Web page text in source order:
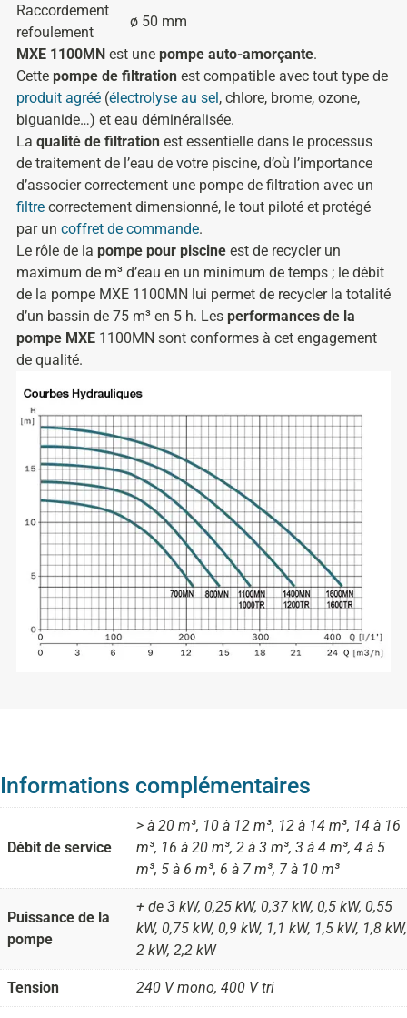
Raccordement
refoulement
ø 50 mm
MXE 1100MN est une pompe auto-amorçante.
Cette pompe de filtration est compatible avec tout type de
produit agréé (électrolyse au sel, chlore, brome, ozone,
biguanide…) et eau déminéralisée.
La qualité de filtration est essentielle dans le processus
de traitement de l’eau de votre piscine, d’où l’importance
d’associer correctement une pompe de filtration avec un
filtre correctement dimensionné, le tout piloté et protégé
par un coffret de commande.
Le rôle de la pompe pour piscine est de recycler un
maximum de m³ d’eau en un minimum de temps ; le débit
de la pompe MXE 1100MN lui permet de recycler la totalité
d’un bassin de 75 m³ en 5 h. Les performances de la
pompe MXE 1100MN sont conformes à cet engagement
de qualité.
Informations complémentaires
Débit de service
> à 20 m³, 10 à 12 m³, 12 à 14 m³, 14 à 16
m³, 16 à 20 m³, 2 à 3 m³, 3 à 4 m³, 4 à 5
m³, 5 à 6 m³, 6 à 7 m³, 7 à 10 m³
Puissance de la
pompe
+ de 3 kW, 0,25 kW, 0,37 kW, 0,5 kW, 0,55
kW, 0,75 kW, 0,9 kW, 1,1 kW, 1,5 kW, 1,8 kW,
2 kW, 2,2 kW
Tension 240 V mono, 400 V tri